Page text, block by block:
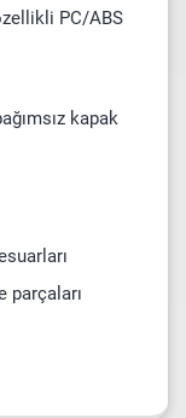
PC/ABS
kapak
parçaları